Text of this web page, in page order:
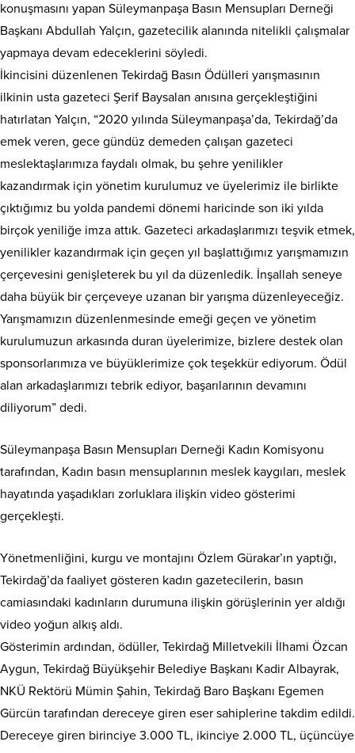
konuşmasını yapan Süleymanpaşa Basın Mensupları Derneği
Başkanı Abdullah Yalçın, gazetecilik alanında nitelikli çalışmalar
yapmaya devam edeceklerini söyledi.
İkincisini düzenlenen Tekirdağ Basın Ödülleri yarışmasının
ilkinin usta gazeteci Şerif Baysalan anısına gerçekleştiğini
hatırlatan Yalçın, “2020 yılında Süleymanpaşa’da, Tekirdağ’da
emek veren, gece gündüz demeden çalışan gazeteci
meslektaşlarımıza faydalı olmak, bu şehre yenilikler
kazandırmak için yönetim kurulumuz ve üyelerimiz ile birlikte
çıktığımız bu yolda pandemi dönemi haricinde son iki yılda
birçok yeniliğe imza attık. Gazeteci arkadaşlarımızı teşvik etmek,
yenilikler kazandırmak için geçen yıl başlattığımız yarışmamızın
çerçevesini genişleterek bu yıl da düzenledik. İnşallah seneye
daha büyük bir çerçeveye uzanan bir yarışma düzenleyeceğiz.
Yarışmamızın düzenlenmesinde emeği geçen ve yönetim
kurulumuzun arkasında duran üyelerimize, bizlere destek olan
sponsorlarımıza ve büyüklerimize çok teşekkür ediyorum. Ödül
alan arkadaşlarımızı tebrik ediyor, başarılarının devamını
diliyorum” dedi.
Süleymanpaşa Basın Mensupları Derneği Kadın Komisyonu
tarafından, Kadın basın mensuplarının meslek kaygıları, meslek
hayatında yaşadıkları zorluklara ilişkin video gösterimi
gerçekleşti.
Yönetmenliğini, kurgu ve montajını Özlem Gürakar’ın yaptığı,
Tekirdağ’da faaliyet gösteren kadın gazetecilerin, basın
camiasındaki kadınların durumuna ilişkin görüşlerinin yer aldığı
video yoğun alkış aldı.
Gösterimin ardından, ödüller, Tekirdağ Milletvekili İlhami Özcan
Aygun, Tekirdağ Büyükşehir Belediye Başkanı Kadir Albayrak,
NKÜ Rektörü Mümin Şahin, Tekirdağ Baro Başkanı Egemen
Gürcün tarafından dereceye giren eser sahiplerine takdim edildi.
Dereceye giren birinciye 3.000 TL, ikinciye 2.000 TL, üçüncüye